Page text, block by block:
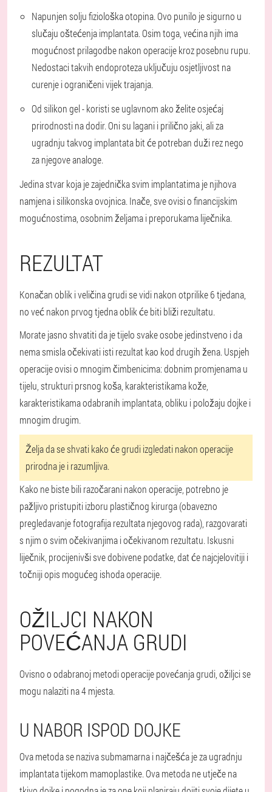
Napunjen soljufiziološka otopina.Ovo punilo je sigurno u
slučaju oštećenja implantata. Osim toga, većina njih ima
mogućnost prilagodbe nakon operacije kroz posebnu rupu.
Nedostaci takvih endoproteza uključuju osjetljivost na
curenje i ograničeni vijek trajanja.
Odsilikongel - koristi se uglavnom ako želite osjećaj
prirodnosti na dodir. Oni su lagani i prilično jaki, ali za
ugradnju takvog implantata bit će potreban duži rez nego
za njegove analoge.
Jedina stvar koja je zajednička svim implantatima je njihova
namjena i silikonska ovojnica. Inače, sve ovisi o financijskim
mogućnostima, osobnim željama i preporukama liječnika.
REZULTAT
Konačan oblik i veličina grudi se vidi nakon otprilike 6 tjedana,
no već nakon prvog tjedna oblik će biti bliži rezultatu.
Morate jasno shvatiti da je tijelo svake osobe jedinstveno i da
nema smisla očekivati isti rezultat kao kod drugih žena. Uspjeh
operacije ovisi o mnogim čimbenicima: dobnim promjenama u
tijelu, strukturi prsnog koša, karakteristikama kože,
karakteristikama odabranih implantata, obliku i položaju dojke i
mnogim drugim.
Želja da se shvati kako će grudi izgledati nakon operacije
prirodna je i razumljiva.
Kako ne biste bili razočarani nakon operacije, potrebno je
pažljivo pristupiti izboru plastičnog kirurga (obavezno
pregledavanje fotografija rezultata njegovog rada), razgovarati
s njim o svim očekivanjima i očekivanom rezultatu. Iskusni
liječnik, procijenivši sve dobivene podatke, dat će najcjelovitiji i
točniji opis mogućeg ishoda operacije.
OŽILJCI NAKON
POVEĆANJA GRUDI
Ovisno o odabranoj metodi operacije povećanja grudi, ožiljci se
mogu nalaziti na 4 mjesta.
U NABOR ISPOD DOJKE
Ova metoda se naziva submamarna i najčešća je za ugradnju
implantata tijekom mamoplastike. Ova metoda ne utječe na